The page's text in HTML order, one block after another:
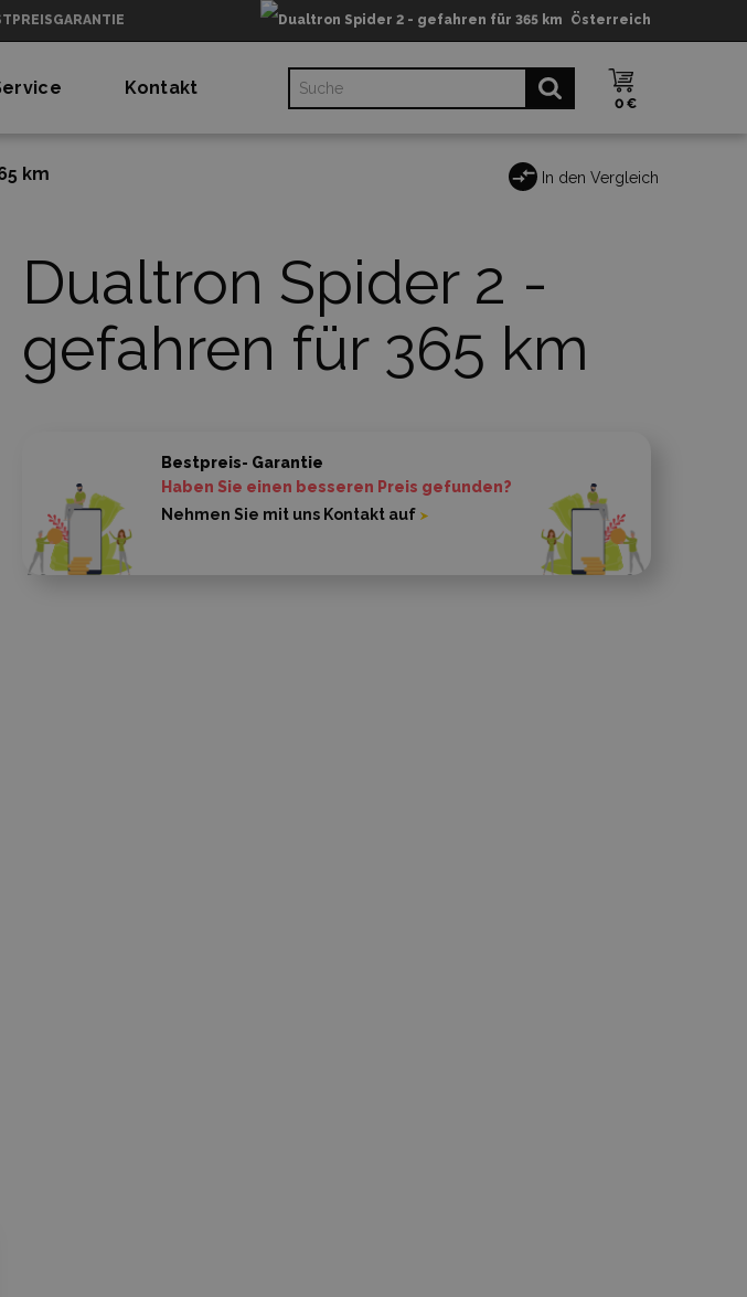
Österreich
Kontakt
0 €
km In den Vergleich
Dualtron Spider 2 -
gefahren für 365 km
Bestpreis- Garantie
Haben Sie einen besseren Preis gefunden?
Nehmen Sie mit uns Kontakt auf